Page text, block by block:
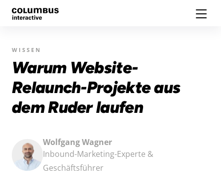
WISSEN
Warum Website-
Relaunch-Projekte aus
dem Ruder laufen
Wolfgang Wagner
Inbound-Marketing-Experte &
Geschäftsführer